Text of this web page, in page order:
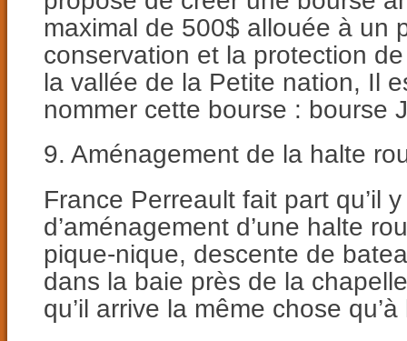
maximal de 500$ allouée à un
conservation et la protection
la vallée de la Petite nation, Il
nommer cette bourse : bourse
9. Aménagement de la halte
France Perreault fait part qu’il
d’aménagement d’une halte
pique-nique, descente de
dans la baie près de la
qu’il arrive la même chose